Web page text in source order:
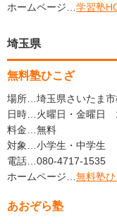
ホームページ… 学習塾
埼玉県
無料塾ひこざ
場所…埼玉県さいたま
日時…火曜日・金曜日
料金…無料
対象…小学生・中学生
電話…080-4717-1535
ホームページ… 無料塾
あおぞら塾